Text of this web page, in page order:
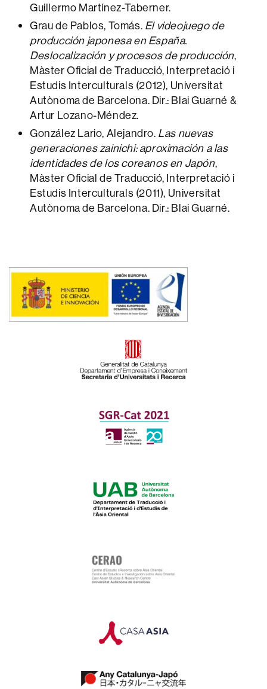
Guillermo Martínez-Taberner.
Grau de Pablos, Tomás. El videojuego de
producción japonesa en España.
Deslocalización y procesos de producción,
Màster Oficial de Traducció, Interpretació i
Estudis Interculturals (2012), Universitat
Autònoma de Barcelona. Dir.: Blai Guarné &
Artur Lozano-Méndez.
González Lario, Alejandro. Las nuevas
generaciones zainichi: aproximación a las
identidades de los coreanos en Japón,
Màster Oficial de Traducció, Interpretació i
Estudis Interculturals (2011), Universitat
Autònoma de Barcelona. Dir.: Blai Guarné.